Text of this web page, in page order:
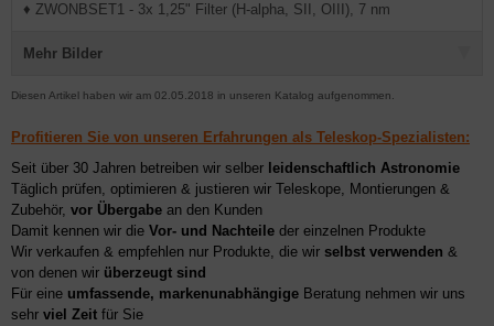
♦ ZWONBSET1 - 3x 1,25" Filter (H-alpha, SII, OIII), 7 nm
Mehr Bilder
Diesen Artikel haben wir am 02.05.2018 in unseren Katalog aufgenommen.
Profitieren Sie von unseren Erfahrungen als Teleskop-Spezialisten:
Seit über 30 Jahren betreiben wir selber leidenschaftlich Astronomie
Täglich prüfen, optimieren & justieren wir Teleskope, Montierungen &
Zubehör, vor Übergabe an den Kunden
Damit kennen wir die Vor- und Nachteile der einzelnen Produkte
Wir verkaufen & empfehlen nur Produkte, die wir selbst verwenden &
von denen wir überzeugt sind
Für eine umfassende, markenunabhängige Beratung nehmen wir uns
sehr viel Zeit für Sie